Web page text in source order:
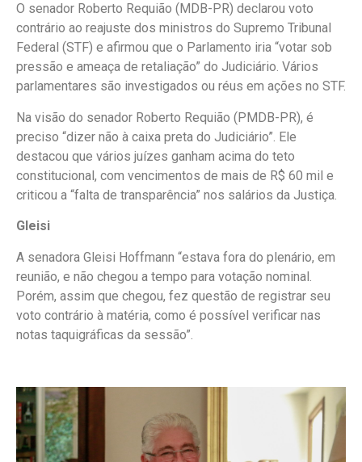
O senador Roberto Requião (MDB-PR) declarou voto
contrário ao reajuste dos ministros do Supremo Tribunal
Federal (STF) e afirmou que o Parlamento iria “votar sob
pressão e ameaça de retaliação” do Judiciário. Vários
parlamentares são investigados ou réus em ações no STF.
Na visão do senador Roberto Requião (PMDB-PR), é
preciso “dizer não à caixa preta do Judiciário”. Ele
destacou que vários juízes ganham acima do teto
constitucional, com vencimentos de mais de R$ 60 mil e
criticou a “falta de transparência” nos salários da Justiça.
Gleisi
A senadora Gleisi Hoffmann “estava fora do plenário, em
reunião, e não chegou a tempo para votação nominal.
Porém, assim que chegou, fez questão de registrar seu
voto contrário à matéria, como é possível verificar nas
notas taquigráficas da sessão”.